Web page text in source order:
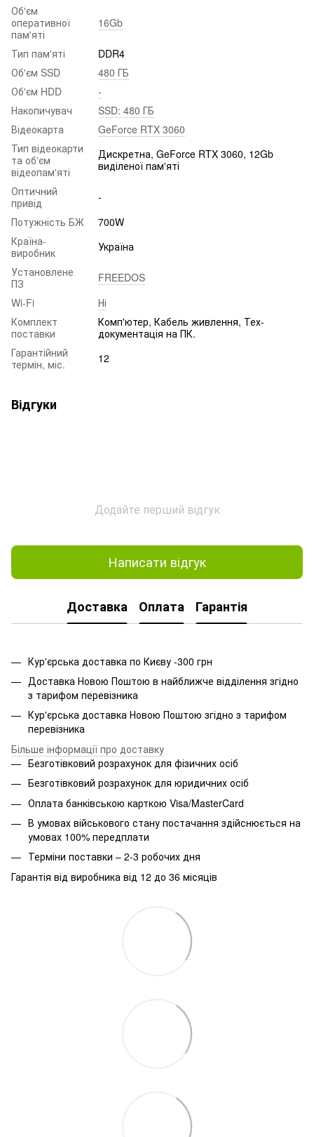
Об'єм
оперативної
пам'яті
16Gb
Тип пам'яті
DDR4
Об'єм SSD
480 ГБ
Об'єм HDD
-
Накопичувач
SSD: 480 ГБ
Відеокарта
GeForce RTX 3060
Тип відеокарти
та об'єм
відеопам'яті
Дискретна, GeForce RTX 3060, 12Gb
виділеної пам'яті
Оптичний
привід
-
Потужність БЖ
700W
Країна-
виробник
Україна
Установлене
ПЗ
FREEDOS
Wi-Fi
Ні
Комплект
поставки
Комп'ютер, Кабель живлення, Тех-
документація на ПК.
Гарантійний
термін, міс.
12
Відгуки
Додайте перший відгук
Написати відгук
Доставка Оплата Гарантія
Кур'єрська доставка по Києву -300 грн
Доставка Новою Поштою в найближче відділення згідно
з тарифом перевізника
Кур'єрська доставка Новою Поштою згідно з тарифом
перевізника
Більше інформації про доставку
Безготівковий розрахунок для фізичних осіб
Безготівковий розрахунок для юридичних осіб
Оплата банківською карткою Visa/MasterCard
В умовах військового стану постачання здійснюється на
умовах 100% передплати
Терміни поставки – 2-3 робочих дня
Гарантія від виробника від 12 до 36 місяців